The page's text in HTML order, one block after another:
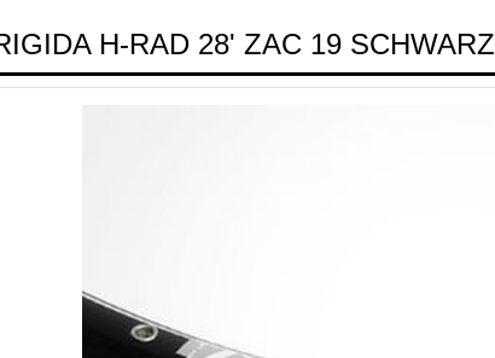
H-RAD 28' ZAC 19 SCHWARZ